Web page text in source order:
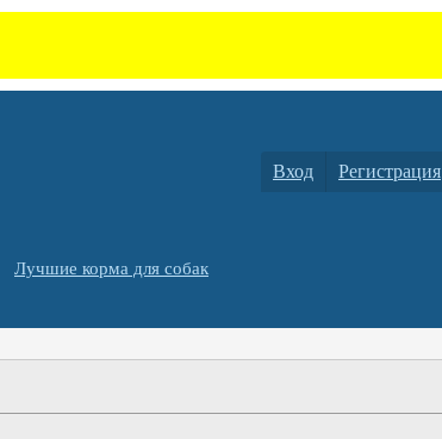
Лучшие корма для собак
Вход Регистрация